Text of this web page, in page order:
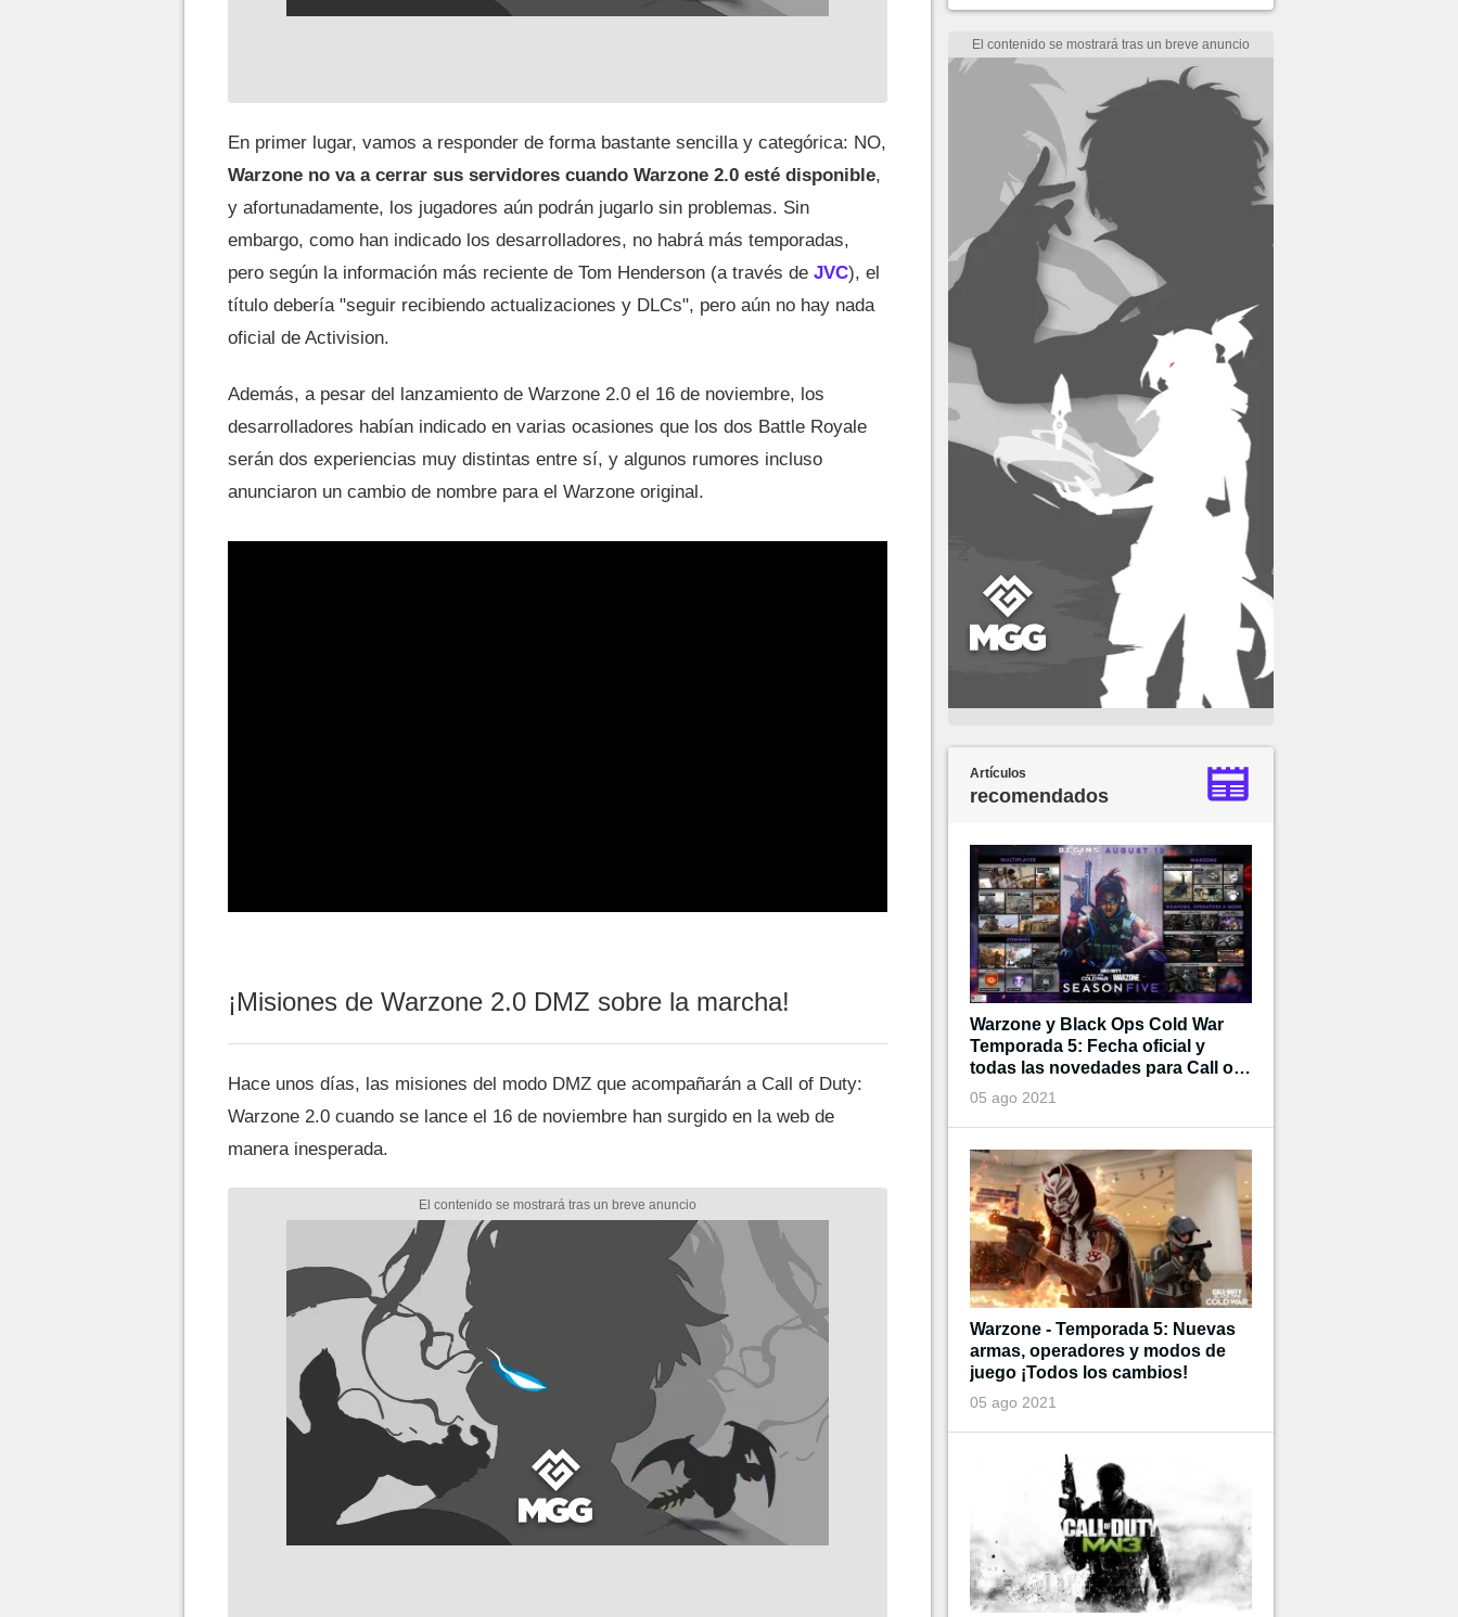
En primer lugar, vamos a responder de forma bastante sencilla y categórica: NO,
Warzone no va a cerrar sus servidores cuando Warzone 2.0 esté disponible,
y afortunadamente, los jugadores aún podrán jugarlo sin problemas. Sin
embargo, como han indicado los desarrolladores, no habrá más temporadas,
pero según la información más reciente de Tom Henderson (a través de JVC), el
título debería "seguir recibiendo actualizaciones y DLCs", pero aún no hay nada
oficial de Activision.
Además, a pesar del lanzamiento de Warzone 2.0 el 16 de noviembre, los
desarrolladores habían indicado en varias ocasiones que los dos Battle Royale
serán dos experiencias muy distintas entre sí, y algunos rumores incluso
anunciaron un cambio de nombre para el Warzone original.
¡Misiones de Warzone 2.0 DMZ sobre la marcha!
Hace unos días, las misiones del modo DMZ que acompañarán a Call of Duty:
Warzone 2.0 cuando se lance el 16 de noviembre han surgido en la web de
manera inesperada.
Artículos
recomendados
Warzone y Black Ops Cold War
Temporada 5: Fecha oficial y
todas las novedades para Call of
Duty
05 ago 2021
Warzone - Temporada 5: Nuevas
armas, operadores y modos de
juego ¡Todos los cambios!
05 ago 2021